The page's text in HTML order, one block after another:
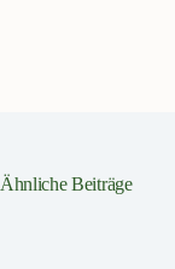
Ähnliche Beiträge